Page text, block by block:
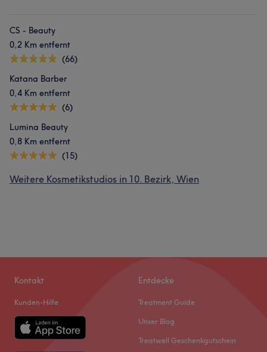
CS - Beauty
0,2 Km entfernt
(66)
Katana Barber
0,4 Km entfernt
(6)
Lumina Beauty
0,8 Km entfernt
(15)
Weitere Kosmetikstudios in 10. Bezirk, Wien
Kontakt
Kunden-Hilfe
Entdecke
Treatment Guide
Unser Blog
Treatwell Geschenkgutschein